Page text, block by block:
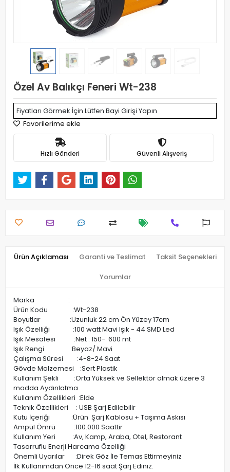
Özel Av Balıkçı Feneri Wt-238
Fiyatları Görmek İçin Lütfen Bayi Girişi Yapın
Favorilerime ekle
Hızlı Gönderi Güvenli Alışveriş
Ürün Açıklaması Garanti ve Teslimat Taksit Seçenekleri
Yorumlar
Marka :
Ürün Kodu :Wt-238
Boyutlar :Uzunluk 22 cm Ön Yüzey 17cm
Işık Özelliği :100 watt Mavi Işık - 44 SMD Led
Işık Mesafesi :Net : 150- 600 mt
Işık Rengi :Beyaz/ Mavi
Çalışma Süresi :4-8-24 Saat
Gövde Malzemesi :Sert Plastik
Kullanım Şekli :Orta Yüksek ve Sellektör olmak üzere 3
modda Aydınlatma
Kullanım Özellikleri :Elde
Teknik Özellikleri : USB Şarj Edilebilir
Kutu İçeriği :Ürün Şarj Kablosu + Taşıma Askısı
Ampül Ömrü :100.000 Saattir
Kullanım Yeri :Av, Kamp, Araba, Otel, Restorant
Tasarruflu Enerji Harcama Özelliği
Önemli Uyarılar :Direk Göz İle Temas Ettirmeyiniz
İlk Kullanımdan Önce 12-16 saat Şarj Ediniz.